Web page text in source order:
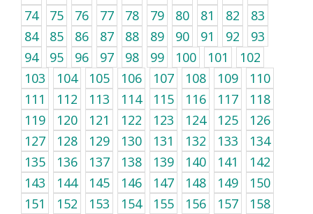
74
75 76 77 78 79 80 81 82
83
84
85 86 87 88 89 90 91 92
93
94
95 96 97 98 99 100 101
102
103
104 105 106 107 108 109
110
111
112 113 114 115 116 117
118
119
120 121 122 123 124 125
126
127
128 129 130 131 132 133
134
135
136 137 138 139 140 141
142
143
144 145 146 147 148 149
150
151
152 153 154 155 156 157
158